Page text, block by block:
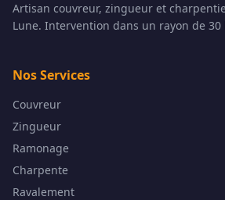
Artisan couvreur, zingueur et
Lune. Intervention dans un rayon de 30
Nos Services
Couvreur
Zingueur
Ramonage
Charpente
Ravalement